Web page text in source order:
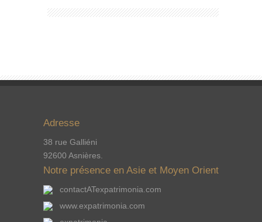
Adresse
38 rue Galliéni
92600 Asnières.
Notre présence en Asie et Moyen Orient
contactATexpatrimonia.com
www.expatrimonia.com